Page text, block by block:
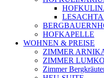
HOFKAPELLE
WOHNEN & PREISE
ZIMMER
ZIMMER
Zimmer